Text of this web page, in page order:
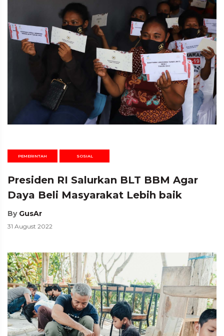
PEMERINTAH SOSIAL
Presiden RI Salurkan BLT BBM Agar
Daya Beli Masyarakat Lebih baik
By GusAr
31 August 2022